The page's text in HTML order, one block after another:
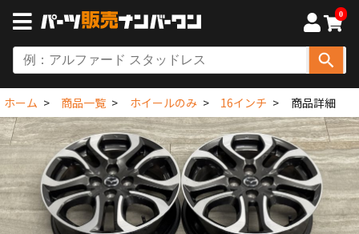
0
ホーム 商品一覧 ホイールのみ 16インチ 商品詳細